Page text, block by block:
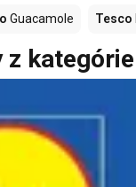
Guacamole Tesco
z kategórie